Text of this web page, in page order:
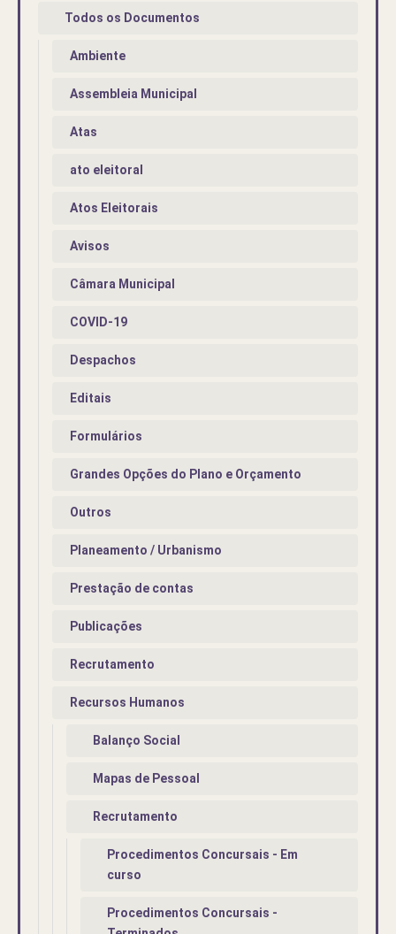
Todos os Documentos
Ambiente
Assembleia Municipal
Atas
ato eleitoral
Atos Eleitorais
Avisos
Câmara Municipal
COVID-19
Despachos
Editais
Formulários
Grandes Opções do Plano e Orçamento
Outros
Planeamento / Urbanismo
Prestação de contas
Publicações
Recrutamento
Recursos Humanos
Balanço Social
Mapas de Pessoal
Recrutamento
Procedimentos Concursais - Em
curso
Procedimentos Concursais -